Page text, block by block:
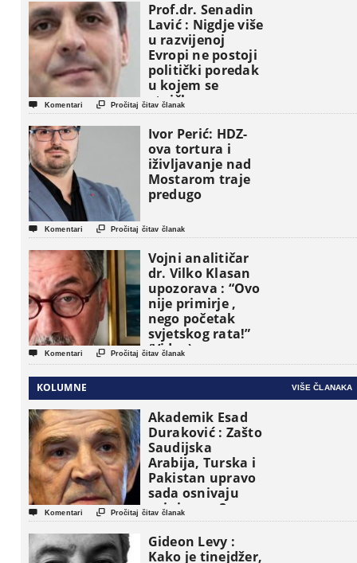
Prof.dr. Senadin
Lavić : Nigdje više
u razvijenoj
Evropi ne postoji
politički poredak
u kojem se
etničke grupe
pojavljuju kao
osnovne
političke jedinice
 Komentari  Pročitaj čitav članak
Ivor Perić: HDZ-
ova tortura i
iživljavanje nad
Mostarom traje
predugo
 Komentari  Pročitaj čitav članak
Vojni analitičar
dr. Vilko Klasan
upozorava : “Ovo
nije primirje ,
nego početak
svjetskog rata!”
(Video)
 Komentari  Pročitaj čitav članak
KOLUMNE VIŠE ČLANAKA
Akademik Esad
Duraković : Zašto
Saudijska
Arabija, Turska i
Pakistan upravo
sada osnivaju
vojni savez?
 Komentari  Pročitaj čitav članak
Gideon Levy :
Kako je tinejdžer,